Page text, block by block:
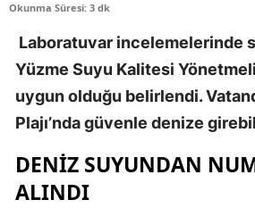
Okunma Süresi: 3 dk
Laboratuvar incelemelerinde
Yüzme Suyu Kalitesi
uygun olduğu belirlendi.
Plajı’nda güvenle denize
DENİZ SUYUNDAN
ALINDI